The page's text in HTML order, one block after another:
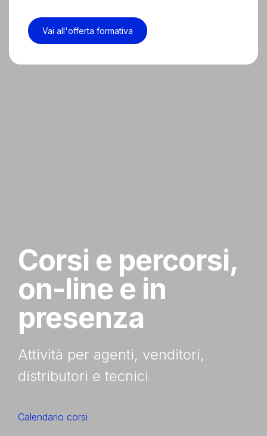
Vai all'offerta formativa
Corsi e percorsi,
on-line e in
presenza
Attività per agenti, venditori,
distributori e tecnici
Calendario corsi